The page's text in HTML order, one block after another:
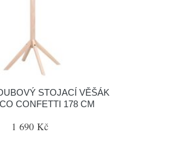
STOJACÍ VĚŠÁK
CONFETTI 178 CM
1 690 Kč